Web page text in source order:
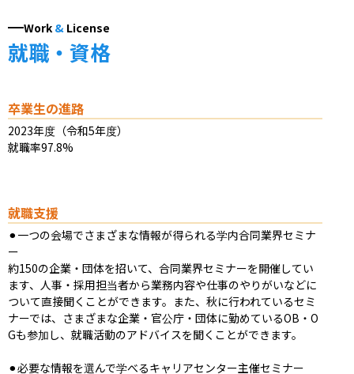
Work & License
就職・資格
卒業生の進路
2023年度（令和5年度）
就職率97.8%
就職支援
⚫︎一つの会場でさまざまな情報が得られる学内合同業界セミナ
ー
約150の企業・団体を招いて、合同業界セミナーを開催してい
ます、人事・採用担当者から業務内容や仕事のやりがいなどに
ついて直接聞くことができます。また、秋に行われているセミ
ナーでは、さまざまな企業・官公庁・団体に勤めているOB・O
Gも参加し、就職活動のアドバイスを聞くことができます。
⚫︎必要な情報を選んで学べるキャリアセンター主催セミナー